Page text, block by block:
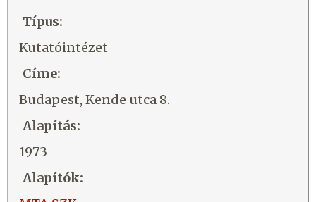
Típus:
Kutatóintézet
Címe:
Budapest, Kende utca 8.
Alapítás:
1973
Alapítók: